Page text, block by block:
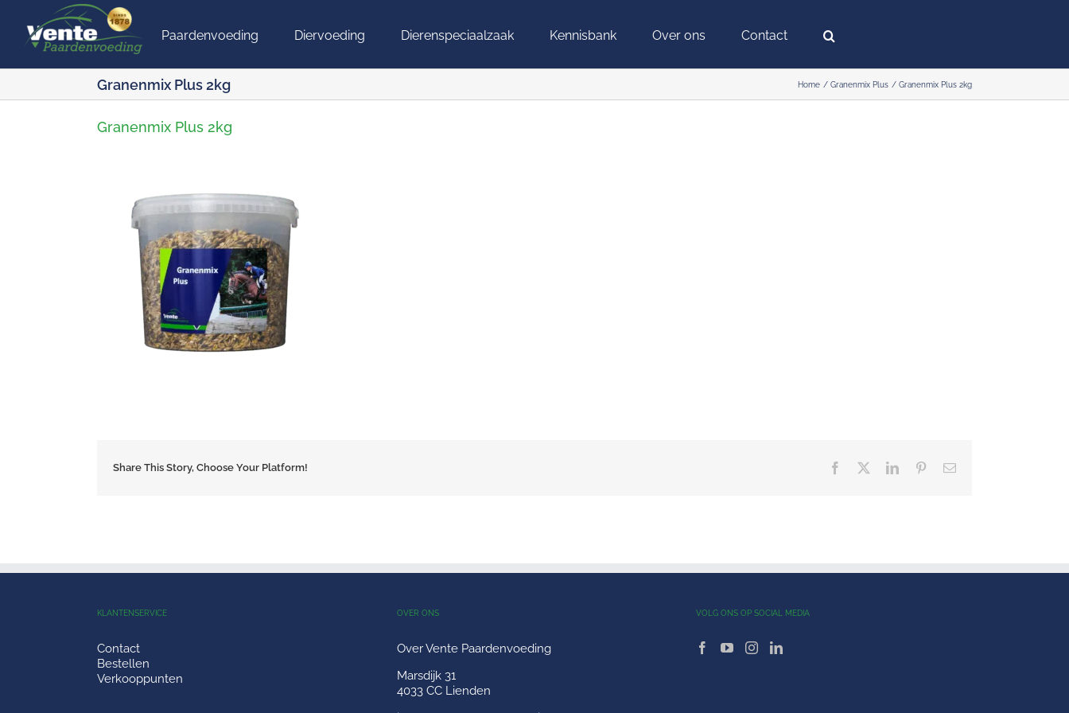
inhoud
Paardenvoeding Diervoeding Dierenspeciaalzaak Kennisbank Over ons Contact
Granenmix Plus 2kg Home Granenmix Plus Granenmix Plus 2kg
Granenmix Plus 2kg
Share This Story, Choose Your Platform! Facebook LinkedInPinterest
E-
KLANTENSERVICE
Contact
Bestellen
Verkooppunten
OVER ONS
Over Vente Paardenvoeding
Marsdijk 31
4033 CC Lienden
VOLG ONS OP SOCIAL MEDIA